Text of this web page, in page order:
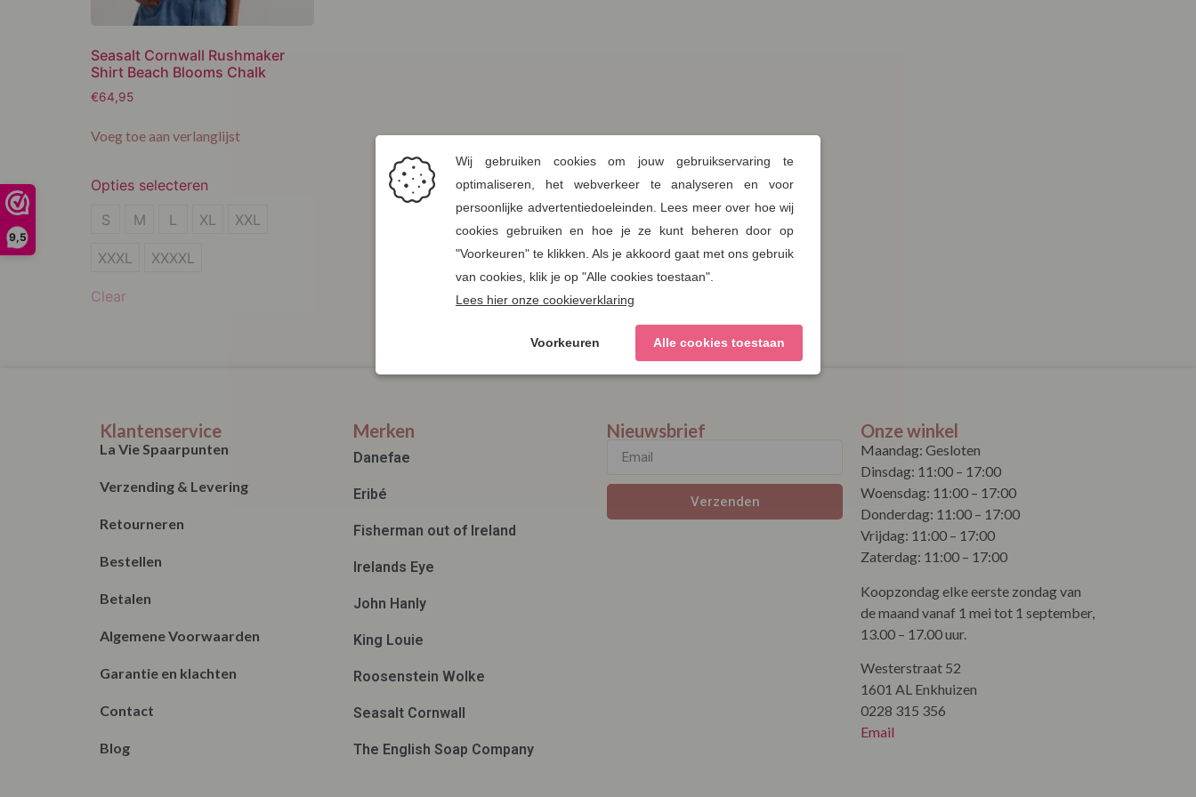
9,5
Seasalt Cornwall Rushmaker
Shirt Beach Blooms Chalk
€64,95
Voeg toe aan verlanglijst
Opties selecteren
S
M
XXXXL
S M L XL XXL
XXXL XXXXL
Clear
Klantenservice
La Vie Spaarpunten
Verzending & Levering
Retourneren
Bestellen
Betalen
Algemene Voorwaarden
Garantie en klachten
Contact
Blog
Merken
Danefae
Eribé
Fisherman out of Ireland
Irelands Eye
John Hanly
King Louie
Roosenstein Wolke
Seasalt Cornwall
The English Soap Company
Nieuwsbrief
Verzenden
Onze winkel
Maandag: Gesloten
Dinsdag: 11:00 – 17:00
Woensdag: 11:00 – 17:00
Donderdag: 11:00 – 17:00
Vrijdag: 11:00 – 17:00
Zaterdag: 11:00 – 17:00
Koopzondag elke eerste zondag van
de maand vanaf 1 mei tot 1 september,
13.00 – 17.00 uur.
Westerstraat 52
1601 AL Enkhuizen
0228 315 356
Email